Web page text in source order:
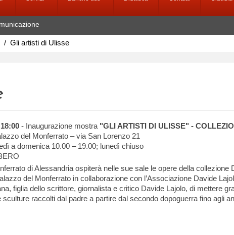
Gli artisti di Ulisse
- Inaugurazione mostra "GLI ARTISTI DI ULISSE" -
del Monferrato – via San Lorenzo 21
a domenica 10.00 – 19.00; lunedì chiuso
di Alessandria ospiterà nelle sue sale le opere della
del Monferrato in collaborazione con l’Associazione Davide
figlia dello scrittore, giornalista e critico Davide Lajolo, di mettere
sculture raccolti dal padre a partire dal secondo dopoguerra fino agli